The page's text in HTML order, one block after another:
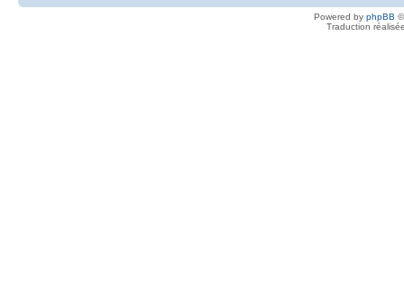
Powered by phpBB
Traduction